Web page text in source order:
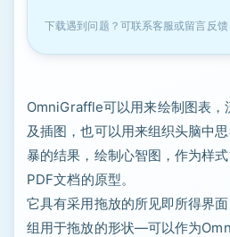
下载遇到问题？可联系客服或留言反馈
OmniGraffle可以用来绘制图表，
及插图，也可以用来组织头脑中
暴的结果，绘制心智图，作为样
PDF文档的原型。
它具有采用拖放的所见即所得界
组用于拖放的形状—可以作为